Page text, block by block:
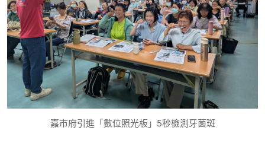
嘉市府引進「數位照光板」5秒檢測牙菌斑